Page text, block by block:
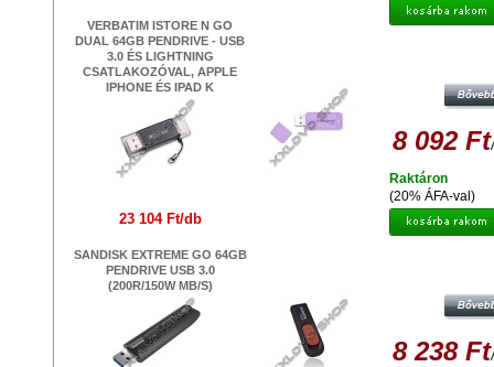
VERBATIM ISTORE N GO
DUAL 64GB PENDRIVE - USB
3.0 ÉS LIGHTNING
CSATLAKOZÓVAL, APPLE
IPHONE ÉS IPAD K
23 104 Ft/db
SANDISK EXTREME GO 64GB
PENDRIVE USB 3.0
(200R/150W MB/S)
8 092 Ft
(20% ÁFA-val)
Raktáron
8 238 Ft